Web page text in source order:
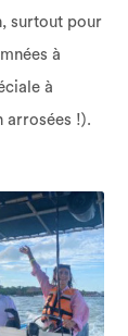
surtout pour
à
à
arrosées !).